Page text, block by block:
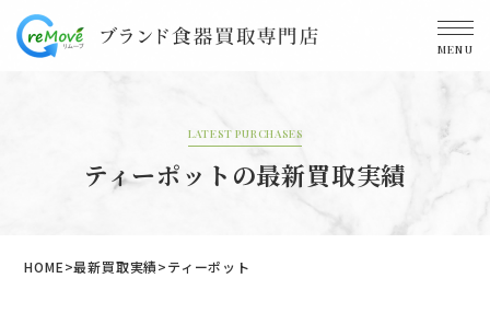
MENU
LATEST PURCHASES
ティーポットの最新買取実績
HOME 最新買取実績 ティーポット